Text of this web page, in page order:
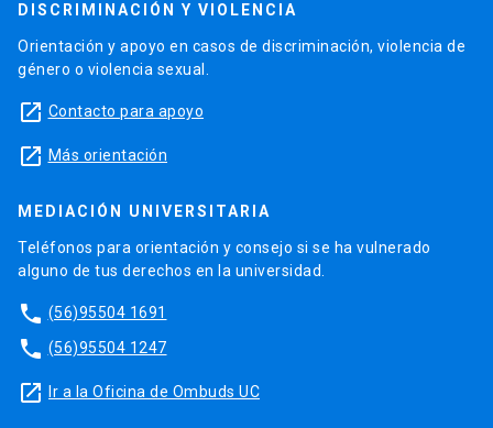
DISCRIMINACIÓN Y VIOLENCIA
Orientación y apoyo en casos de discriminación, violencia de
género o violencia sexual.
launch Contacto para apoyo
launch Más orientación
MEDIACIÓN UNIVERSITARIA
Teléfonos para orientación y consejo si se ha vulnerado
alguno de tus derechos en la universidad.
phone (56)95504 1691
phone (56)95504 1247
launch Ir a la Oficina de Ombuds UC